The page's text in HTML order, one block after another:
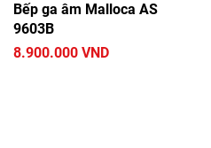
Bếp ga âm Malloca AS
9603B
8.900.000 VND